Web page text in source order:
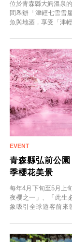
位於青森縣大鰐溫泉
間舉辦「津輕七雪雪
魚與地酒，享受「津
青森縣弘前公
季櫻花美景
每年4月下旬至5月上
夜櫻之一」、「此生
象吸引全球遊客前來
「冬季櫻花燈光秀」。